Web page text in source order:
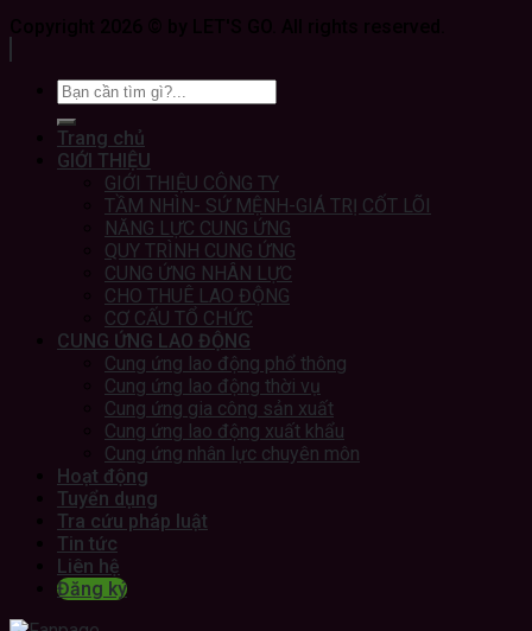
Trang chủ
GIỚI THIỆU
GIỚI THIỆU CÔNG TY
TẦM NHÌN- SỨ MỆNH-GIÁ TRỊ CỐT LÕI
NĂNG LỰC CUNG ỨNG
QUY TRÌNH CUNG ỨNG
CUNG ỨNG NHÂN LỰC
CHO THUÊ LAO ĐỘNG
CƠ CẤU TỔ CHỨC
CUNG ỨNG LAO ĐỘNG
Cung ứng lao động phổ thông
Cung ứng lao động thời vụ
Cung ứng gia công sản xuất
Cung ứng lao động xuất khẩu
Cung ứng nhân lực chuyên môn
Hoạt động
Tuyển dụng
Tra cứu pháp luật
Tin tức
Liên hệ
Đăng ký